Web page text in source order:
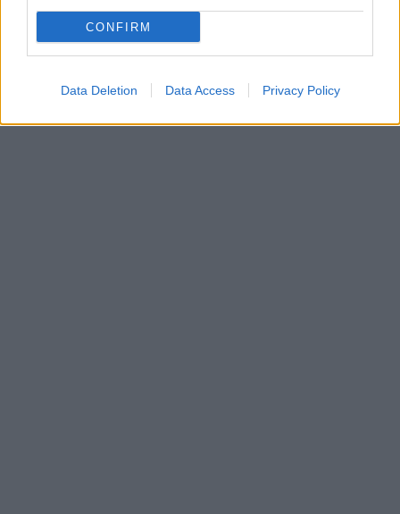
CONFIRM
Data Deletion Data Access Privacy Policy